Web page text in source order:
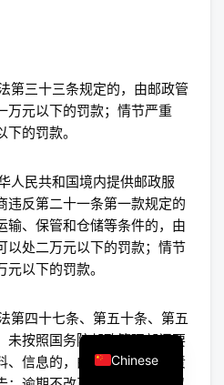
第三十三条规定的，由邮政管
万元以下的罚款；情节严重
的罚款。
人民共和国境内提供邮政服
违反第二十一条第一款规定的
输、保管和仓储等条件的，由
以处二万元以下的罚款；情节
以下的罚款。
第四十七条、第五十条、第五
未按照国务院邮政管理部门要
、信息的，由邮政管理部门责
Chinese
English